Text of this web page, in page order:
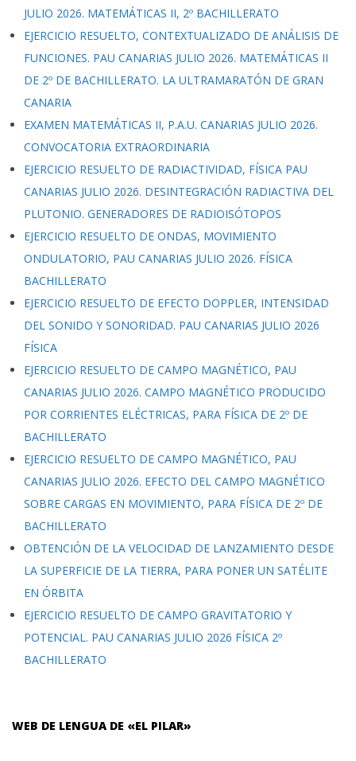
JULIO 2026. MATEMÁTICAS II, 2º BACHILLERATO
EJERCICIO RESUELTO, CONTEXTUALIZADO DE ANÁLISIS DE
FUNCIONES. PAU CANARIAS JULIO 2026. MATEMÁTICAS II
DE 2º DE BACHILLERATO. LA ULTRAMARATÓN DE GRAN
CANARIA
EXAMEN MATEMÁTICAS II, P.A.U. CANARIAS JULIO 2026.
CONVOCATORIA EXTRAORDINARIA
EJERCICIO RESUELTO DE RADIACTIVIDAD, FÍSICA PAU
CANARIAS JULIO 2026. DESINTEGRACIÓN RADIACTIVA DEL
PLUTONIO. GENERADORES DE RADIOISÓTOPOS
EJERCICIO RESUELTO DE ONDAS, MOVIMIENTO
ONDULATORIO, PAU CANARIAS JULIO 2026. FÍSICA
BACHILLERATO
EJERCICIO RESUELTO DE EFECTO DOPPLER, INTENSIDAD
DEL SONIDO Y SONORIDAD. PAU CANARIAS JULIO 2026
FÍSICA
EJERCICIO RESUELTO DE CAMPO MAGNÉTICO, PAU
CANARIAS JULIO 2026. CAMPO MAGNÉTICO PRODUCIDO
POR CORRIENTES ELÉCTRICAS, PARA FÍSICA DE 2º DE
BACHILLERATO
EJERCICIO RESUELTO DE CAMPO MAGNÉTICO, PAU
CANARIAS JULIO 2026. EFECTO DEL CAMPO MAGNÉTICO
SOBRE CARGAS EN MOVIMIENTO, PARA FÍSICA DE 2º DE
BACHILLERATO
OBTENCIÓN DE LA VELOCIDAD DE LANZAMIENTO DESDE
LA SUPERFICIE DE LA TIERRA, PARA PONER UN SATÉLITE
EN ÓRBITA
EJERCICIO RESUELTO DE CAMPO GRAVITATORIO Y
POTENCIAL. PAU CANARIAS JULIO 2026 FÍSICA 2º
BACHILLERATO
WEB DE LENGUA DE «EL PILAR»